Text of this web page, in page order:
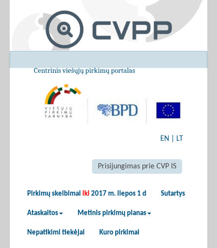
Centrinis viešųjų pirkimų portalas
EN LT
Prisijungimas prie CVP IS
Pirkimų skelbimai iki 2017 m. liepos 1 d Sutartys
Ataskaitos Metinis pirkimų planas
Nepatikimi tiekėjai Kuro pirkimai